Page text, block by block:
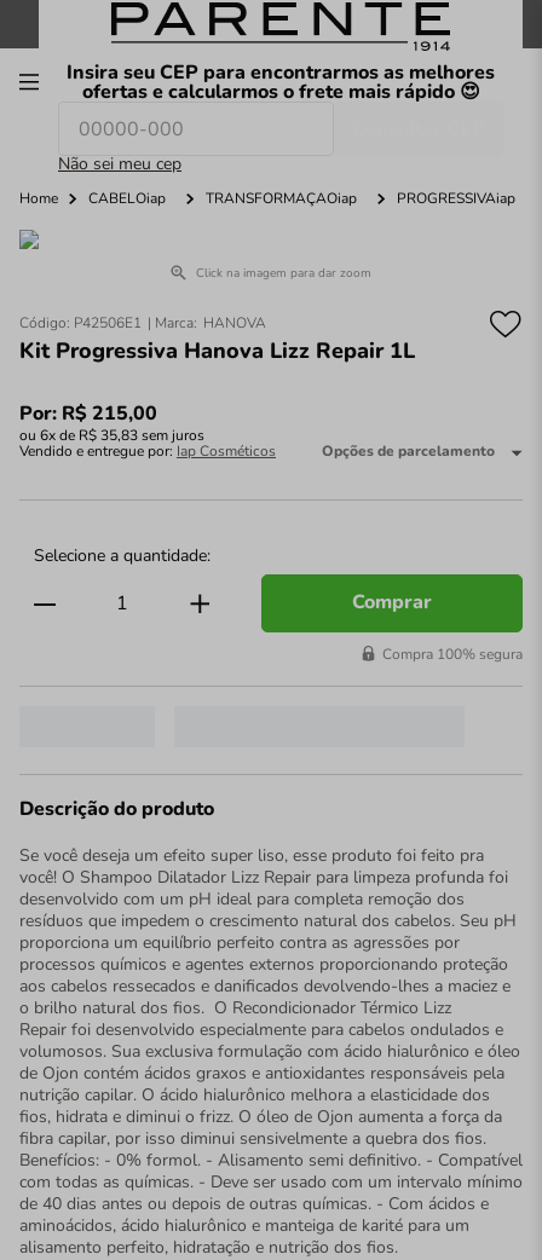
FRETE GRÁTIS nas compras a partir de R$199
Insira seu CEP para encontrarmos as melhores
ofertas e calcularmos o frete mais rápido 😍
Não sei meu cep
O que você procura hoje?
Home CABELOiap TRANSFORMAÇÃOiap PROGRESSIVAiap
Click na imagem para dar zoom
Código: P42506E1 HANOVA
Kit Progressiva Hanova Lizz Repair 1L
Por: R$ 215,00
ou 6x de R$35,83sem juros
Vendido e entregue por: Iap Cosméticos Opções de parcelamento
Comprar
Compra 100% segura
Descrição do produto
Se você deseja um efeito super liso, esse produto foi feito pra
você! O Shampoo Dilatador Lizz Repair para limpeza profunda foi
desenvolvido com um pH ideal para completa remoção dos
resíduos que impedem o crescimento natural dos cabelos. Seu pH
proporciona um equilíbrio perfeito contra as agressões por
processos químicos e agentes externos proporcionando proteção
aos cabelos ressecados e danificados devolvendo-lhes a maciez e
o brilho natural dos fios. O Recondicionador Térmico Lizz
Repair foi desenvolvido especialmente para cabelos ondulados e
volumosos. Sua exclusiva formulação com ácido hialurônico e óleo
de Ojon contém ácidos graxos e antioxidantes responsáveis pela
nutrição capilar. O ácido hialurônico melhora a elasticidade dos
fios, hidrata e diminui o frizz. O óleo de Ojon aumenta a força da
fibra capilar, por isso diminui sensivelmente a quebra dos fios.
Benefícios: - 0% formol. - Alisamento semi definitivo. - Compatível
com todas as químicas. - Deve ser usado com um intervalo mínimo
de 40 dias antes ou depois de outras químicas. - Com ácidos e
aminoácidos, ácido hialurônico e manteiga de karité para um
alisamento perfeito, hidratação e nutrição dos fios.